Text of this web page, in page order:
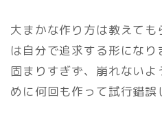
大まかな作り方は教えて
は自分で追求する形になり
固まりすぎず、崩れない
めに何回も作って試行錯誤